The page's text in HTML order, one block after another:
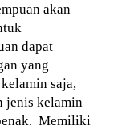
akan
dapat
yang
saja,
jenis kelamin
Memiliki